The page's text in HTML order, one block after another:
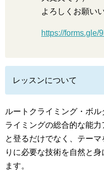
よろしくお願い
https://forms.gle/
レッスンについて
ルートクライミング・ボ
ライミングの総合的な能
と登るだけでなく、テー
りに必要な技術を自然と
ます。